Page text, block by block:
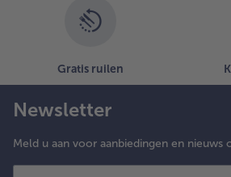
Gratis ruilen
Newsletter
Meld u aan voor aanbiedingen en nieuws